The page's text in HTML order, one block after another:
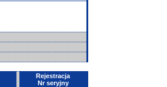
Rejestracja
Nr seryjny